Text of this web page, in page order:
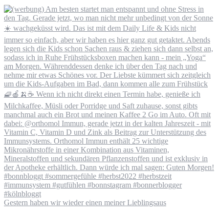
Gestern haben wir wieder einen meiner Lieblingsaus